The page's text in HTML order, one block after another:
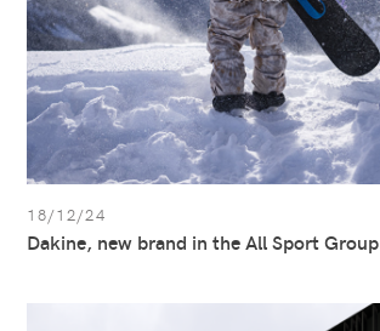
18/12/24
Dakine, new brand in the All Sport Group